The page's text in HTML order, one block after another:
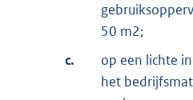
50 m2;
c.
op een lichte
het